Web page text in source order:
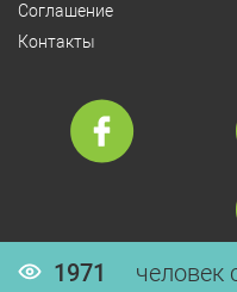
1971
человек
Соглашение
Контакты
©